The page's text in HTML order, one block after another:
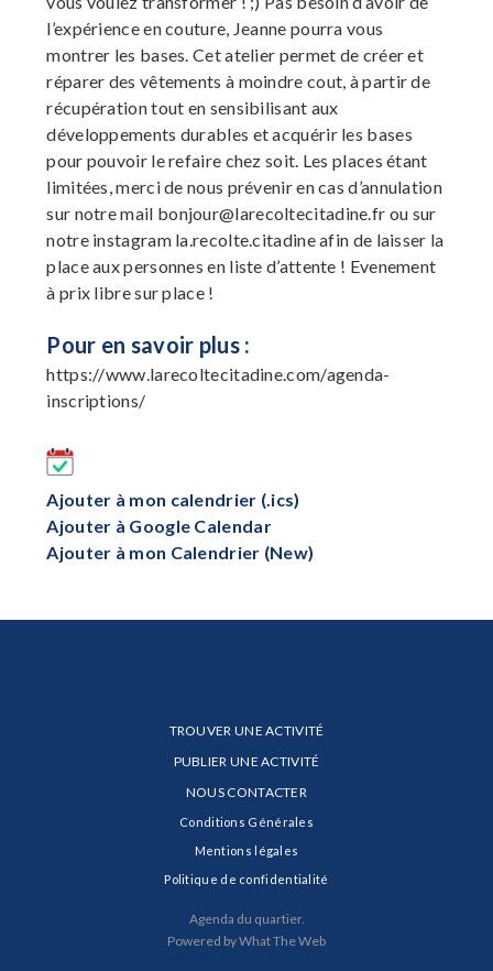
l’expérience en couture, Jeanne pourra vous
montrer les bases. Cet atelier permet de créer et
réparer des vêtements à moindre cout, à partir de
récupération tout en sensibilisant aux
développements durables et acquérir les bases
pour pouvoir le refaire chez soit. Les places étant
limitées, merci de nous prévenir en cas d’annulation
sur notre mail bonjour@larecoltecitadine.fr ou sur
notre instagram la.recolte.citadine afin de laisser la
place aux personnes en liste d’attente ! Evenement
à prix libre sur place !
Pour en savoir plus :
https://www.larecoltecitadine.com/agenda-
inscriptions/
Ajouter à mon calendrier (.ics)
Ajouter à Google Calendar
Ajouter à mon Calendrier (New)
TROUVER UNE ACTIVITÉ
PUBLIER UNE ACTIVITÉ
NOUS CONTACTER
Conditions Générales
Mentions légales
Politique de confidentialité
Agenda du quartier.
Powered by What The Web